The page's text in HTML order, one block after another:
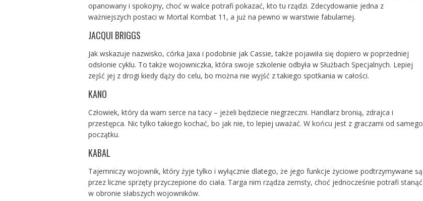
opanowany i spokojny, choć w walce potrafi pokazać, kto tu rządzi. Zdecydowanie jedna z
ważniejszych postaci w Mortal Kombat 11, a już na pewno w warstwie fabularnej.
JACQUI BRIGGS
Jak wskazuje nazwisko, córka Jaxa i podobnie jak Cassie, także pojawiła się dopiero w poprzedniej
odsłonie cyklu. To także wojowniczka, która swoje szkolenie odbyła w Służbach Specjalnych. Lepiej
zejść jej z drogi kiedy dąży do celu, bo można nie wyjść z takiego spotkania w całości.
KANO
Człowiek, który da wam serce na tacy – jeżeli będziecie niegrzeczni. Handlarz bronią, zdrajca i
przestępca. Nic tylko takiego kochać, bo jak nie, to lepiej uważać. W końcu jest z graczami od samego
początku.
KABAL
Tajemniczy wojownik, który żyje tylko i wyłącznie dlatego, że jego funkcje życiowe podtrzymywane są
przez liczne sprzęty przyczepione do ciała. Targa nim rządza zemsty, choć jednocześnie potrafi stanąć
w obronie słabszych wojowników.